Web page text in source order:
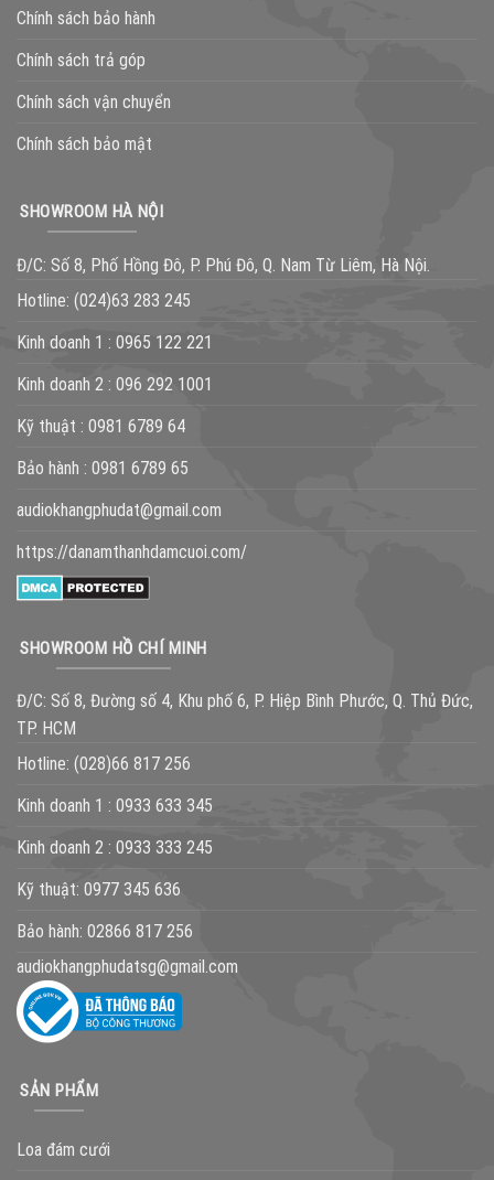
Chính sách bảo hành
Chính sách trả góp
Chính sách vận chuyển
Chính sách bảo mật
SHOWROOM HÀ NỘI
Đ/C: Số 8, Phố Hồng Đô, P. Phú Đô, Q. Nam Từ Liêm, Hà Nội.
Hotline: (024)63 283 245
Kinh doanh 1 : 0965 122 221
Kinh doanh 2 : 096 292 1001
Kỹ thuật : 0981 6789 64
Bảo hành : 0981 6789 65
audiokhangphudat@gmail.com
https://danamthanhdamcuoi.com/
SHOWROOM HỒ CHÍ MINH
Đ/C: Số 8, Đường số 4, Khu phố 6, P. Hiệp Bình Phước, Q. Thủ Đức,
TP. HCM
Hotline: (028)66 817 256
Kinh doanh 1 : 0933 633 345
Kinh doanh 2 : 0933 333 245
Kỹ thuật: 0977 345 636
Bảo hành: 02866 817 256
audiokhangphudatsg@gmail.com
SẢN PHẨM
Loa đám cưới